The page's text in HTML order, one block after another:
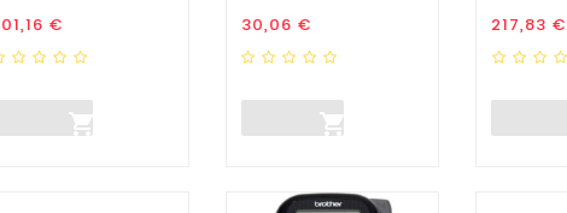
€

Prezzo
30,06 €

Prezzo
217,83 €